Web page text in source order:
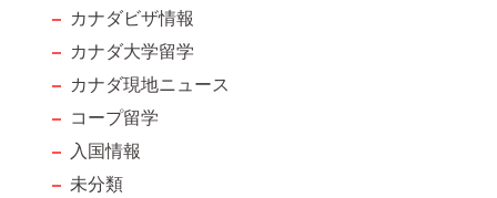
カナダビザ情報
カナダ大学留学
カナダ現地ニュース
コープ留学
入国情報
未分類